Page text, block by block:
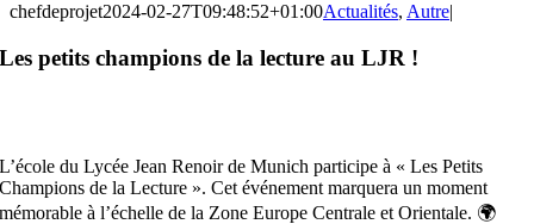
chefdeprojet2024-02-27T09:48:52+01:00Actualités, Autre|
Les petits champions de la lecture au LJR !
L’école du Lycée Jean Renoir de Munich participe à « Les Petits
Champions de la Lecture ». Cet événement marquera un moment
mémorable à l’échelle de la Zone Europe Centrale et Orientale. 🌍